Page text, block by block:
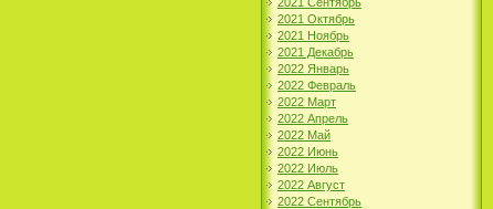
2021 Октябрь
2021 Ноябрь
2021 Декабрь
2022 Январь
2022 Февраль
2022 Март
2022 Апрель
2022 Май
2022 Июнь
2022 Июль
2022 Август
2022 Сентябрь